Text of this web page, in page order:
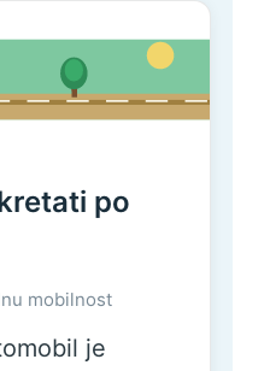
po
mobilnost
je